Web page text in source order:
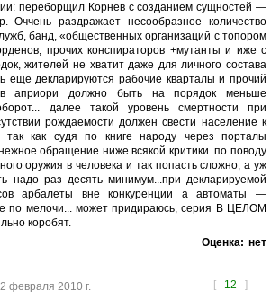
переборщил Корнев с созданием сущностей —
Оччень раздражает несообразное количество
банд, «общественных организаций с топором
прочих конспираторов +мутанты и иже с
жителей не хватит даже для личного состава
еще декларируются рабочие кварталы и прочий
априори должно быть на порядок меньше
далее такой уровень смертности при
рождаемости должен свести население к
как судя по книге народу через порталы
обращение ниже всякой критики. по поводу
оружия в человека и так попасть сложно, а уж
надо раз десять минимум...при декларируемой
арбалеты вне конкуренции а автоматы —
по мелочи... может придираюсь, серия В ЦЕЛОМ
коробят.
Оценка: нет
[ 12 ]
февраля 2010 г.